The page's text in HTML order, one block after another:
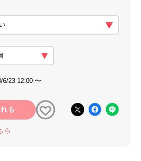
6/23 12:00 〜
る
ら